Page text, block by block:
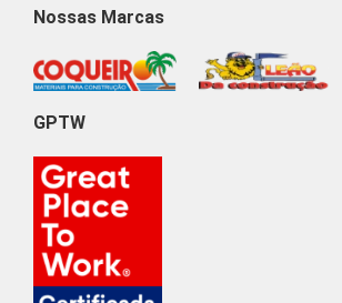
Nossas Marcas
GPTW